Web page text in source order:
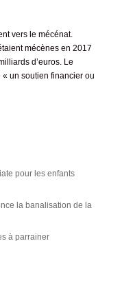
vers le mécénat.
mécènes en 2017
d’euros. Le
« un soutien financier ou
pour les enfants
la banalisation de la
à parrainer